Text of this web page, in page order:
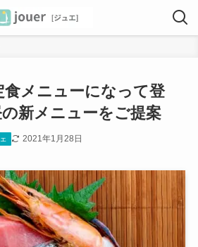
食メニューになって登
新メニューをご提案
2021年1月28日